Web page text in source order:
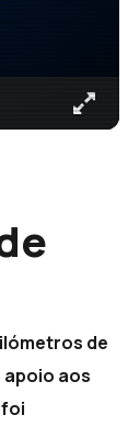
de
apoio aos